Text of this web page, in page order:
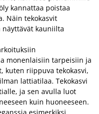
kannattaa poistaa
Näin tekokasvit
kauniilta
monenlaisiin tarpeisiin ja
kuten riippuva tekokasvi,
lattiatilaa. Tekokasvi
ja sen avulla luot
kuin huoneeseen.